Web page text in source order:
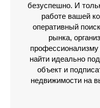
безуспешно. И
работе вашей
оперативный
рынка,
профессионализму
найти идеально
объект и
недвижимости на